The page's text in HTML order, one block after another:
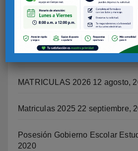
INFORME DE RESULTADOS –
2024 12 agosto, 2025
RUTA REPORTES
12 agosto, 2025
MATRICULAS 2026 12 agosto,
Matriculas 2025 22 septiembre,
Posesión Gobierno Escolar
2020